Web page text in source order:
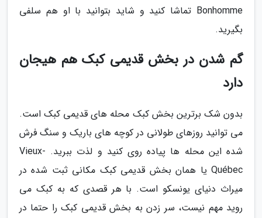
Bonhomme تماشا کنید و شاید بتوانید با او هم سلفی
بگیرید.
گم شدن در بخش قدیمی کبک هم هیجان
دارد
بدون شک برترین بخش کبک محله های قدیمی کبک است.
می توانید روزهای طولانی در کوچه های باریک و سنگ فرش
شده این محله ها پیاده روی کنید و لذت ببرید. Vieux-
Québec یا همان بخش قدیمی کبک مکانی ثبت شده در
میراث دنیای یونسکو است. با هر قصدی که به کبک می
روید مهم نیست، سر زدن به بخش قدیمی کبک را حتما در